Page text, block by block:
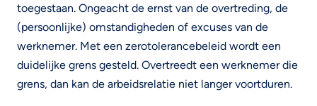
toegestaan. Ongeacht de ernst van de overtreding, de
(persoonlijke) omstandigheden of excuses van de
werknemer. Met een zerotolerancebeleid wordt een
duidelijke grens gesteld. Overtreedt een werknemer die
grens, dan kan de arbeidsrelatie niet langer voortduren.